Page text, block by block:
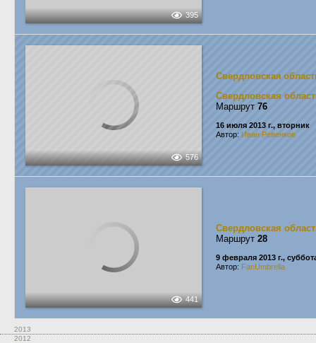
395
576
Свердловская
Свердловская
Маршрут 76
16 июля 2013 г., вторник
Автор: Иван Ревенков
441
Свердловская
Маршрут 28
9 февраля 2013 г.,
Автор: FanUmbrella
2013
2012